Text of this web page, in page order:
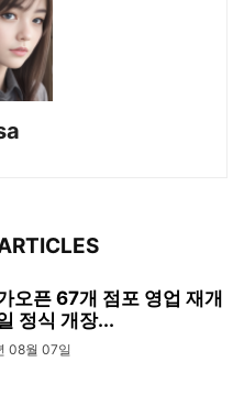
오픈 67개 점포 영업 재개
정식 개장...
08월 07일